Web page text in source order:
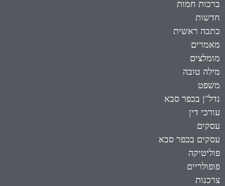
ברכות חמות
חדשות
כתבה ראשית
מאמרים
מומלצים
מילה טובה
משפט
נדל"ן בכפר סבא
עורכי דין
עסקים
עסקים בכפר סבא
פוליטיקה
פופולריים
צרכנות